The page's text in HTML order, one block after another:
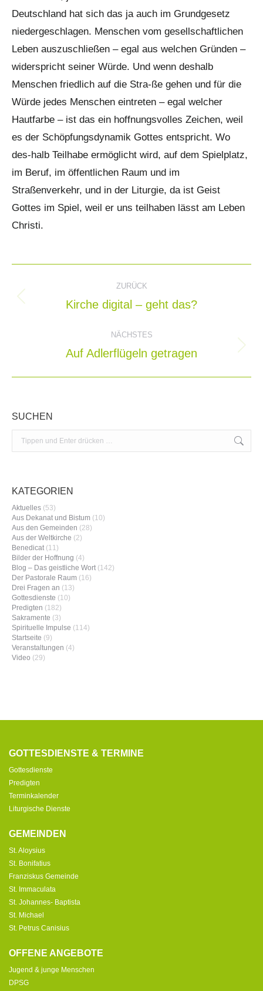
Deutschland hat sich das ja auch im Grundgesetz
niedergeschlagen. Menschen vom gesellschaftlichen
Leben auszuschließen – egal aus welchen Gründen –
widerspricht seiner Würde. Und wenn deshalb
Menschen friedlich auf die Stra-ße gehen und für die
Würde jedes Menschen eintreten – egal welcher
Hautfarbe – ist das ein hoffnungsvolles Zeichen, weil
es der Schöpfungsdynamik Gottes entspricht. Wo
des-halb Teilhabe ermöglicht wird, auf dem Spielplatz,
im Beruf, im öffentlichen Raum und im
Straßenverkehr, und in der Liturgie, da ist Geist
Gottes im Spiel, weil er uns teilhaben lässt am Leben
Christi.
Kommentarnavigation
ZURÜCK
Vorheriger
Kirche digital – geht das?
NÄCHSTES
Nächster
Auf Adlerflügeln getragen
SUCHEN
KATEGORIEN
Aktuelles (53)
Aus Dekanat und Bistum (10)
Aus den Gemeinden (28)
Aus der Weltkirche (2)
Benedicat(11)
Bilder der Hoffnung (4)
Blog – Das geistliche Wort(142)
Der Pastorale Raum (16)
Drei Fragen an (13)
Gottesdienste (10)
Predigten (182)
Sakramente (3)
Spirituelle Impulse (114)
Startseite (9)
Veranstaltungen (4)
Video (29)
GOTTESDIENSTE & TERMINE
Gottesdienste
Predigten
Terminkalender
Liturgische Dienste
GEMEINDEN
St. Aloysius
St. Bonifatius
Franziskus Gemeinde
St. Immaculata
St. Johannes- Baptista
St. Michael
St. Petrus Canisius
OFFENE ANGEBOTE
Jugend & junge Menschen
DPSG